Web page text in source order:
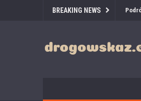
BREAKING NEWS